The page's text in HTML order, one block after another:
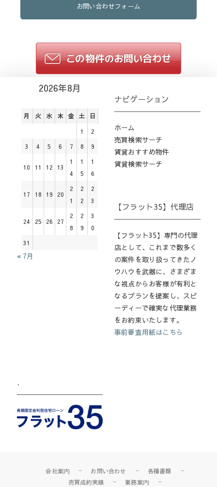
お問い合わせフォーム
2026年8月
月 火 水 木 金 土 日
1
2
3
4 5 6 7 8 9
10 11 12 13
1
4
1
5
1
6
17 18 19 20
2
1
2
2
2
3
24 25 26 27
2
8
2
9
3
0
31
« 7月
ナビゲーション
ホーム
売買検索サーチ
賃貸おすすめ物件
賃貸検索サーチ
【フラット35】代理店
【フラット35】専門の代理
店として、これまで数多く
の案件を取り扱ってきたノ
ウハウを武器に、さまざま
な視点からお客様が有利と
なるプランを提案し、スピ
ーディーで確実な代理業務
をお約束いたします。
事前審査用紙はこちら
.
会社案内 お問い合わせ
各種書類
売買成約実績
業務案内